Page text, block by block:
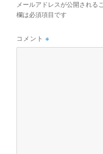
メールアドレスが公開される
欄は必須項目です
コメント※